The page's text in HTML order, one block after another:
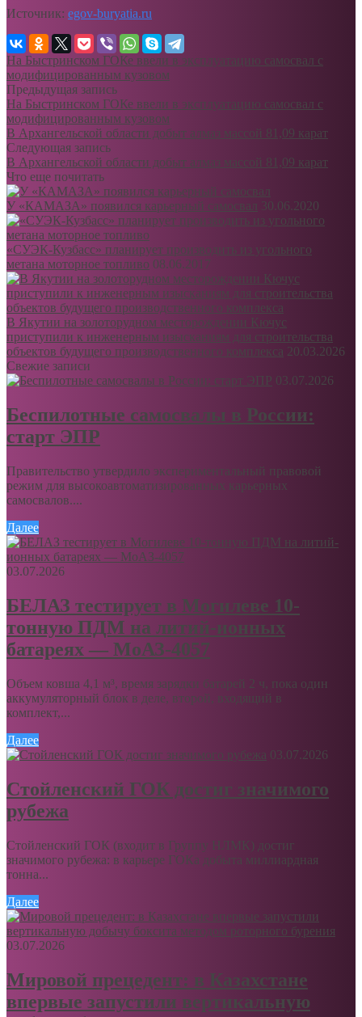
Источник: egov-buryatia.ru
На Быстринском ГОКе ввели в эксплуатацию самосвал с
модифицированным кузовом
Предыдущая запись
На Быстринском ГОКе ввели в эксплуатацию самосвал с
модифицированным кузовом
В Архангельской области добыт алмаз массой 81,09 карат
Следующая запись
В Архангельской области добыт алмаз массой 81,09 карат
Что еще почитать
У «КАМАЗА» появился карьерный самосвал 30.06.2020
«СУЭК-Кузбасс» планирует производить из угольного
метана моторное топливо 08.06.2017
В Якутии на золоторудном месторождении Кючус
приступили к инженерным изысканиям для строительства
объектов будущего производственного комплекса 20.03.2026
Свежие записи
03.07.2026
Беспилотные самосвалы в России:
старт ЭПР
Правительство утвердило экспериментальный правовой
режим для высокоавтоматизированных карьерных
самосвалов....
Далее
03.07.2026
БЕЛАЗ тестирует в Могилеве 10-
тонную ПДМ на литий-ионных
батареях — МоАЗ-4057
Объем ковша 4,1 м³, время зарядки батарей 2 ч, пока один
аккумуляторный блок в деле, второй, входящий в
комплект,...
Далее
03.07.2026
Стойленский ГОК достиг значимого
рубежа
Стойленский ГОК (входит в Группу НЛМК) достиг
значимого рубежа: в карьере ГОКа добыта миллиардная
тонна...
Далее
03.07.2026
Мировой прецедент: в Казахстане
впервые запустили вертикальную